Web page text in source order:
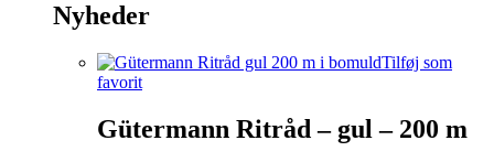
Nyheder
Tilføj som
favorit
Gütermann Ritråd – gul – 200 m